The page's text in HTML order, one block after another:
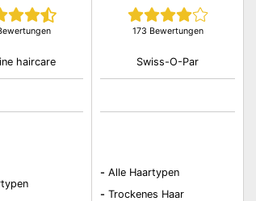
haircare
173 Bewertungen
Swiss-O-Par
- Alle Haartypen
- Trockenes Haar